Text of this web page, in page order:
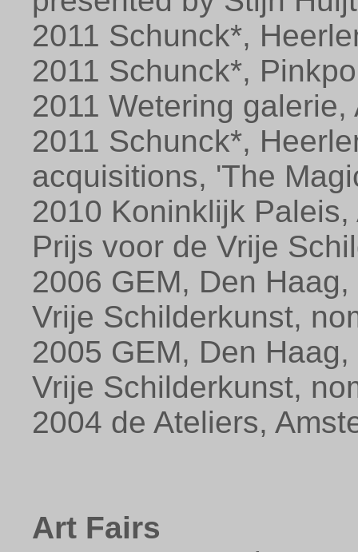
2011 Schunck*,
2011 Schunck*,
2011 Wetering galerie,
2011 Schunck*,
acquisitions, 'The
2010 Koninklijk
Prijs voor de Vrije
2006 GEM, Den
Vrije Schilderkunst,
2005 GEM, Den
Vrije Schilderkunst,
2004 de Ateliers,
Art Fairs